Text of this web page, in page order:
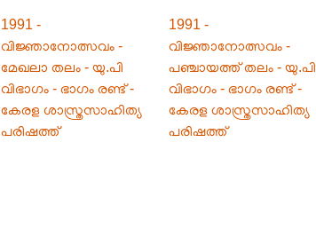
1991 -
വിജ്ഞാനോത്സവം -
മേഖലാ തലം - യു.പി
വിഭാഗം - ഭാഗം രണ്ട് -
കേരള ശാസ്ത്രസാഹിത്യ
പരിഷത്ത്
1991 -
വിജ്ഞാനോത്സവം -
പഞ്ചായത്ത് തലം - യു.പി
വിഭാഗം - ഭാഗം രണ്ട് -
കേരള ശാസ്ത്രസാഹിത്യ
പരിഷത്ത്